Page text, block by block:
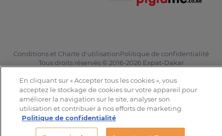
Conditions et Charte d'utilisationPolitique de confidentialité
Tous droits réservés © 2016-2026 Expat-Dakar
En cliquant sur « Accepter tous les cookies », vous
acceptez le stockage de cookies sur votre appareil pour
améliorer la navigation sur le site, analyser son
utilisation et contribuer à nos efforts de marketing.
Politique de confidentialité